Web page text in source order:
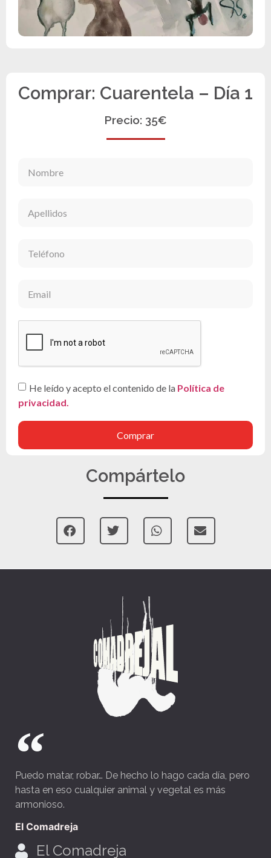
Comprar: Cuarentela – Día 1
Precio: 35€
He leído y acepto el contenido de la Política de
privacidad.
Comprar
Compártelo
Puedo matar, robar… De hecho lo hago cada día, pero
hasta en eso cualquier animal y vegetal es más
armonioso.
El Comadreja
El Comadreja